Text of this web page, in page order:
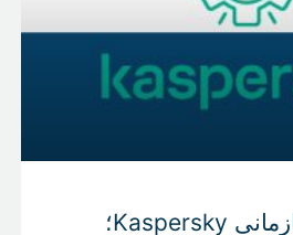
آنتی ویروس سازمانی Kaspersky؛